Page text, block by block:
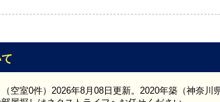
空室0件）2026年8月08日更新。2020年築（神奈川